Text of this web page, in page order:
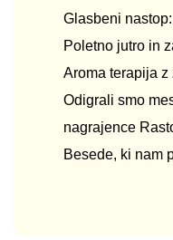
Glasbeni
Poletno jutro in
Aroma terapija
Odigrali smo
nagrajence
Besede, ki nam